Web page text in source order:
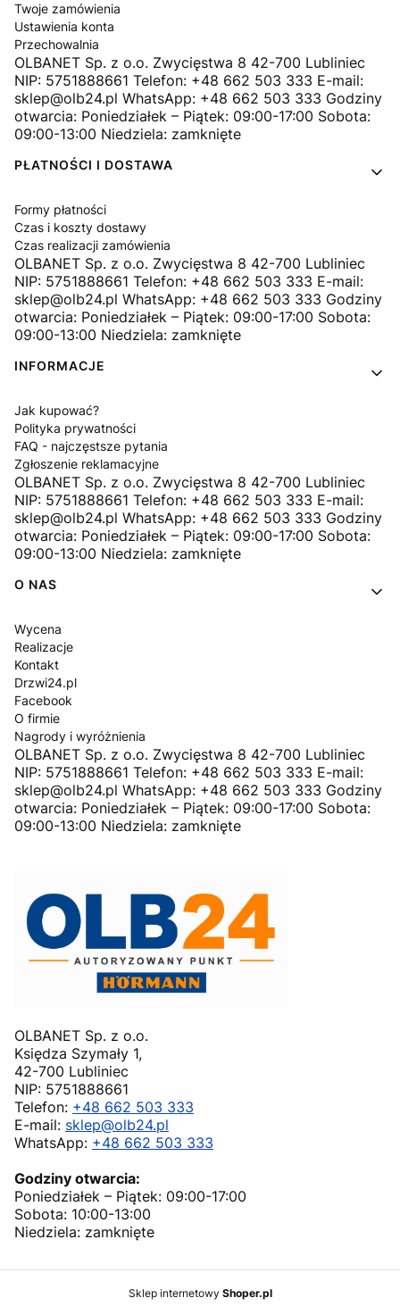
Twoje zamówienia
Ustawienia konta
Przechowalnia
OLBANET Sp. z o.o. Zwycięstwa 8 42-700 Lubliniec
NIP: 5751888661 Telefon: +48 662 503 333 E-mail:
sklep@olb24.pl WhatsApp: +48 662 503 333 Godziny
otwarcia: Poniedziałek – Piątek: 09:00-17:00 Sobota:
09:00-13:00 Niedziela: zamknięte
PŁATNOŚCI I DOSTAWA
Formy płatności
Czas i koszty dostawy
Czas realizacji zamówienia
OLBANET Sp. z o.o. Zwycięstwa 8 42-700 Lubliniec
NIP: 5751888661 Telefon: +48 662 503 333 E-mail:
sklep@olb24.pl WhatsApp: +48 662 503 333 Godziny
otwarcia: Poniedziałek – Piątek: 09:00-17:00 Sobota:
09:00-13:00 Niedziela: zamknięte
INFORMACJE
Jak kupować?
Polityka prywatności
FAQ - najczęstsze pytania
Zgłoszenie reklamacyjne
OLBANET Sp. z o.o. Zwycięstwa 8 42-700 Lubliniec
NIP: 5751888661 Telefon: +48 662 503 333 E-mail:
sklep@olb24.pl WhatsApp: +48 662 503 333 Godziny
otwarcia: Poniedziałek – Piątek: 09:00-17:00 Sobota:
09:00-13:00 Niedziela: zamknięte
O NAS
Wycena
Realizacje
Kontakt
Drzwi24.pl
Facebook
O firmie
Nagrody i wyróżnienia
OLBANET Sp. z o.o. Zwycięstwa 8 42-700 Lubliniec
NIP: 5751888661 Telefon: +48 662 503 333 E-mail:
sklep@olb24.pl WhatsApp: +48 662 503 333 Godziny
otwarcia: Poniedziałek – Piątek: 09:00-17:00 Sobota:
09:00-13:00 Niedziela: zamknięte
OLBANET Sp. z o.o.
Księdza Szymały 1,
42-700 Lubliniec
NIP: 5751888661
Telefon: +48 662 503 333
E-mail: sklep@olb24.pl
WhatsApp: +48 662 503 333
Godziny otwarcia:
Poniedziałek – Piątek: 09:00-17:00
Sobota: 10:00-13:00
Niedziela: zamknięte
Sklep internetowy Shoper.pl